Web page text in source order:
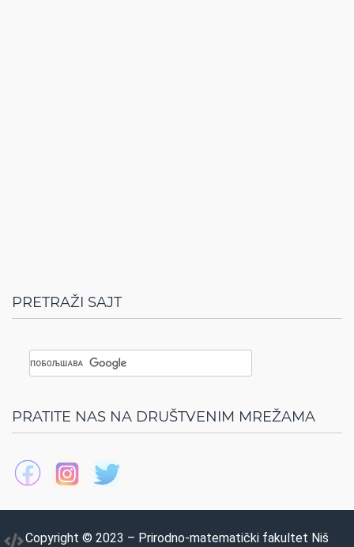
PRETRAŽI SAJT
PRATITE NAS NA DRUŠTVENIM MREŽAMA
Copyright © 2023 – Prirodno-matematički fakultet Niš